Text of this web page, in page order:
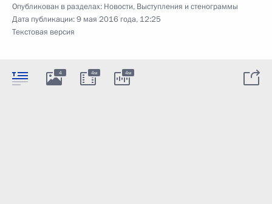
Опубликован в разделах: Новости, Выступления и стенограммы
Дата публикации:9 мая 2016 года, 12:25
Текстовая версия
4 4м 4м